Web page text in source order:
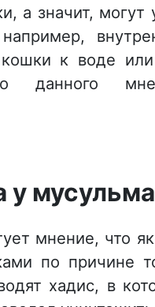
а значит, могут
к воде
данного
у
мнение, что
по причине
хадис, в